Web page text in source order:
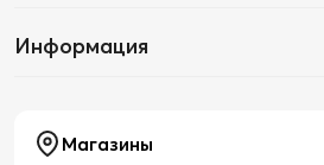
Информация
Магазины